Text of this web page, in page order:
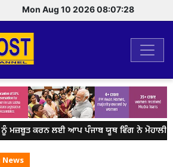
Mon Aug 10 2026 08:07:28
ਮਜ਼ਬੂਤ ਕਰਨ ਲਈ ਆਪ ਪੰਜਾਬ ਯੂਥ ਵਿੰਗ ਨੇ ਮੋਹਾਲੀ
News